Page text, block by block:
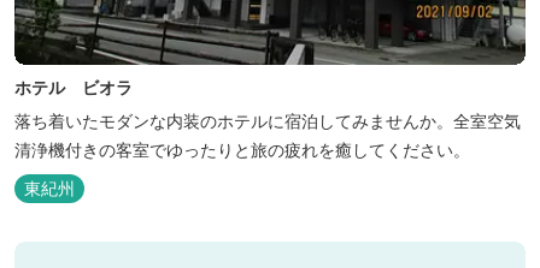
ホテル ビオラ
落ち着いたモダンな内装のホテルに宿泊してみませんか。全室空気
清浄機付きの客室でゆったりと旅の疲れを癒してください。
東紀州